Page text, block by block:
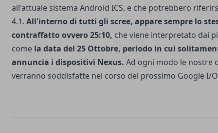
all'attuale sistema Android ICS, e che potrebbero
4.1. All'interno di tutti gli scree, appare sempre lo
contraffatto ovvero 25:10, che viene interpretato dai
come la data del 25 Ottobre, periodo in cui
annuncia i dispositivi Nexus. Ad ogni modo le nostre
verranno soddisfatte nel corso del prossimo Google I/